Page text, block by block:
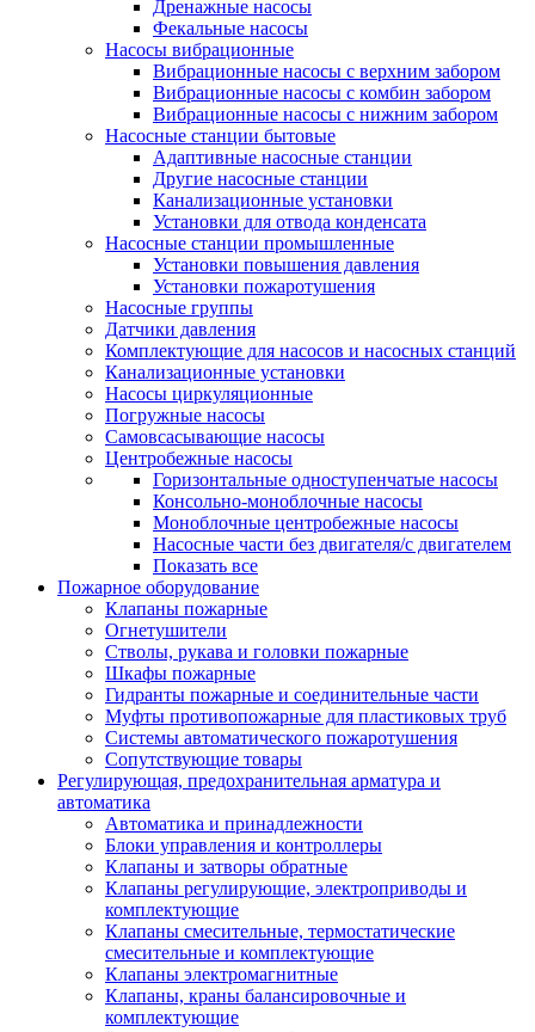
Дренажные насосы
Фекальные насосы
Насосы вибрационные
Вибрационные насосы с верхним забором
Вибрационные насосы с комбин забором
Вибрационные насосы с нижним забором
Насосные станции бытовые
Адаптивные насосные станции
Другие насосные станции
Канализационные установки
Установки для отвода конденсата
Насосные станции промышленные
Установки повышения давления
Установки пожаротушения
Насосные группы
Датчики давления
Комплектующие для насосов и насосных станций
Канализационные установки
Насосы циркуляционные
Погружные насосы
Самовсасывающие насосы
Центробежные насосы
Горизонтальные одноступенчатые насосы
Консольно-моноблочные насосы
Моноблочные центробежные насосы
Насосные части без двигателя/с двигателем
Показать все
Пожарное оборудование
Клапаны пожарные
Огнетушители
Стволы, рукава и головки пожарные
Шкафы пожарные
Гидранты пожарные и соединительные части
Муфты противопожарные для пластиковых труб
Системы автоматического пожаротушения
Сопутствующие товары
Регулирующая, предохранительная арматура и
автоматика
Автоматика и принадлежности
Блоки управления и контроллеры
Клапаны и затворы обратные
Клапаны регулирующие, электроприводы и
комплектующие
Клапаны смесительные, термостатические
смесительные и комплектующие
Клапаны электромагнитные
Клапаны, краны балансировочные и
комплектующие